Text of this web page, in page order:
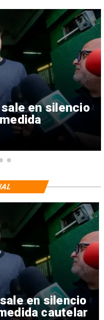
en silencio
en silencio
cautelar